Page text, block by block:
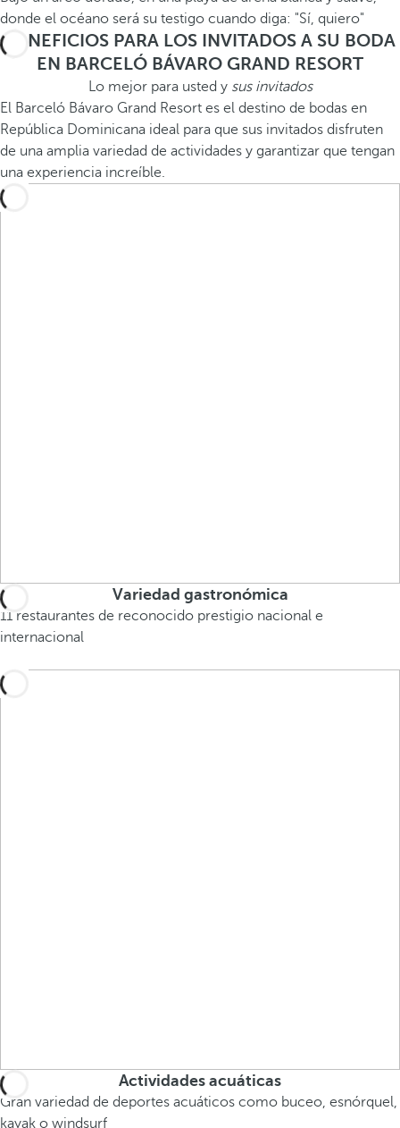
donde el océano será su testigo cuando diga: "Sí, quiero"
BENEFICIOS PARA LOS INVITADOS A SU BODA
EN BARCELÓ BÁVARO GRAND RESORT
Lo mejor para usted ysus invitados
El Barceló Bávaro Grand Resort es el destino de bodas en
República Dominicana ideal para que sus invitados disfruten
de una amplia variedad de actividades y garantizar que tengan
una experiencia increíble.
Variedad gastronómica
11 restaurantes de reconocido prestigio nacional e
internacional
Actividades acuáticas
Gran variedad de deportes acuáticos como buceo, esnórquel,
kayak o windsurf